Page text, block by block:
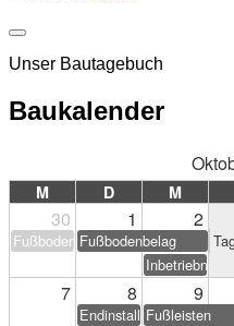
Unser Bautagebuch
Baukalender
M D M
30 1 2
FußbodenbelagFußbodenbelag
7 8 9
Endinstallation Heizung/
Fußleisten